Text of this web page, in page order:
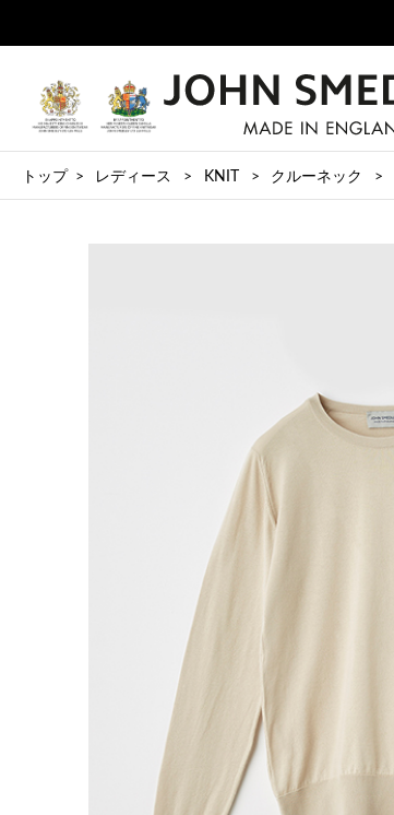
トップ レディース KNIT クルーネック